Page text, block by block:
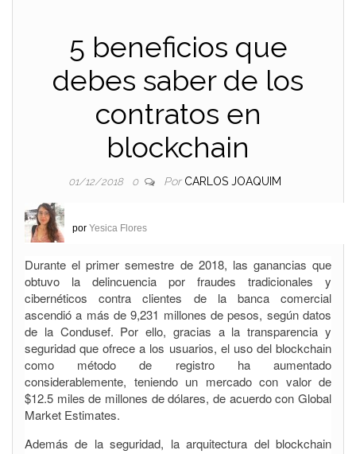
5 beneficios que
debes saber de los
contratos en
blockchain
01/12/2018 0 Por CARLOS JOAQUIM
por Yesica Flores
Durante el primer semestre de 2018, las ganancias que
obtuvo la delincuencia por fraudes tradicionales y
cibernéticos contra clientes de la banca comercial
ascendió a más de 9,231 millones de pesos, según datos
de la Condusef. Por ello, gracias a la transparencia y
seguridad que ofrece a los usuarios, el uso del blockchain
como método de registro ha aumentado
considerablemente, teniendo un mercado con valor de
$12.5 miles de millones de dólares, de acuerdo con Global
Market Estimates.
Además de la seguridad, la arquitectura del blockchain